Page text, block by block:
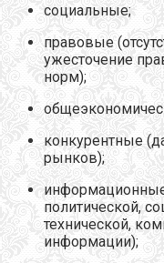
социальные;
правовые
ужесточение
норм);
конкурентные
рынков);
информационные
политической,
технической,
информации);